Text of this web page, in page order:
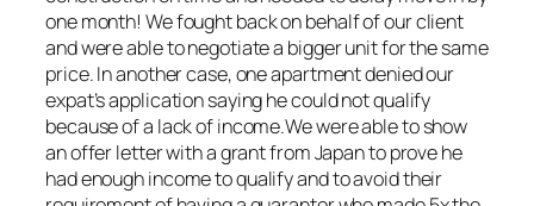
one month! We fought back on behalf of our client
and were able to negotiate a bigger unit for the same
price. In another case, one apartment denied our
expat’s application saying he could not qualify
because of a lack of income.We were able to show
an offer letter with a grant from Japan to prove he
had enough income to qualify and to avoid their